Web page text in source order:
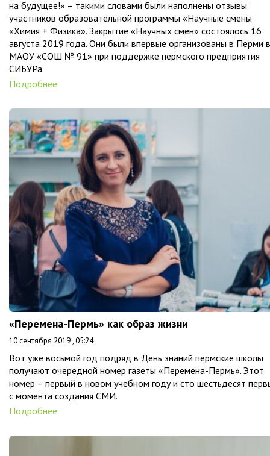
на будущее!» – такими словами были наполнены отзывы
участников образовательной программы «Научные смены
«Химия + Физика». Закрытие «Научных смен» состоялось 16
августа 2019 года. Они были впервые организованы в Перми в
МАОУ «СОШ № 91» при поддержке пермского предприятия
СИБУРа.
Подробнее
«Перемена-Пермь» как образ жизни
10 сентября 2019 , 05:24
Вот уже восьмой год подряд в День знаний пермские школы
получают очередной номер газеты «Перемена-Пермь». Этот
номер – первый в новом учебном году и сто шестьдесят
с момента создания СМИ.
Подробнее